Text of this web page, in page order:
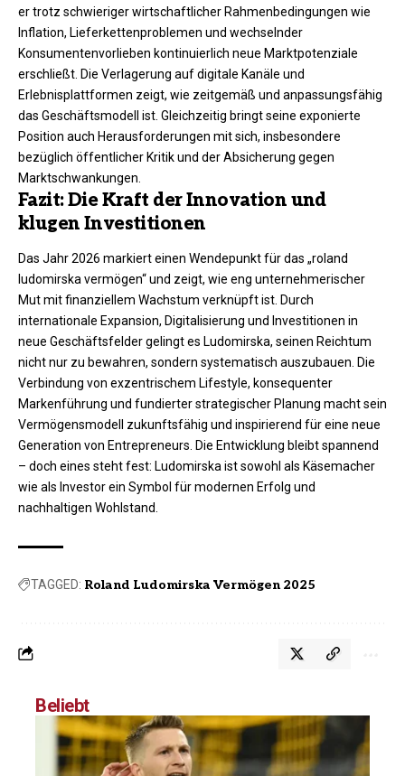
er trotz schwieriger wirtschaftlicher Rahmenbedingungen wie
Inflation, Lieferkettenproblemen und wechselnder
Konsumentenvorlieben kontinuierlich neue Marktpotenziale
erschließt. Die Verlagerung auf digitale Kanäle und
Erlebnisplattformen zeigt, wie zeitgemäß und anpassungsfähig
das Geschäftsmodell ist. Gleichzeitig bringt seine exponierte
Position auch Herausforderungen mit sich, insbesondere
bezüglich öffentlicher Kritik und der Absicherung gegen
Marktschwankungen.​
Fazit: Die Kraft der Innovation und
klugen Investitionen
Das Jahr 2026 markiert einen Wendepunkt für das „roland
ludomirska vermögen“ und zeigt, wie eng unternehmerischer
Mut mit finanziellem Wachstum verknüpft ist. Durch
internationale Expansion, Digitalisierung und Investitionen in
neue Geschäftsfelder gelingt es Ludomirska, seinen Reichtum
nicht nur zu bewahren, sondern systematisch auszubauen. Die
Verbindung von exzentrischem Lifestyle, konsequenter
Markenführung und fundierter strategischer Planung macht sein
Vermögensmodell zukunftsfähig und inspirierend für eine neue
Generation von Entrepreneurs. Die Entwicklung bleibt spannend
– doch eines steht fest: Ludomirska ist sowohl als Käsemacher
wie als Investor ein Symbol für modernen Erfolg und
nachhaltigen Wohlstand.
TAGGED: Roland Ludomirska Vermögen 2025
Beliebt